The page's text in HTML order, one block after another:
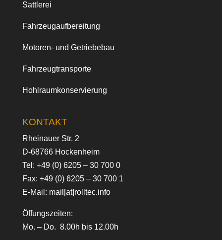
Sattlerei
Fahrzeugaufbereitung
Motoren- und Getriebebau
Fahrzeugtransporte
Hohlraumkonservierung
KONTAKT
Rheinauer Str. 2
D-68766 Hockenheim
Tel: +49 (0) 6205 – 30 700 0
Fax: +49 (0) 6205 – 30 700 1
E-Mail: mail[at]rolltec.info
Öffungszeiten:
Mo. – Do. 8.00h bis 12.00h